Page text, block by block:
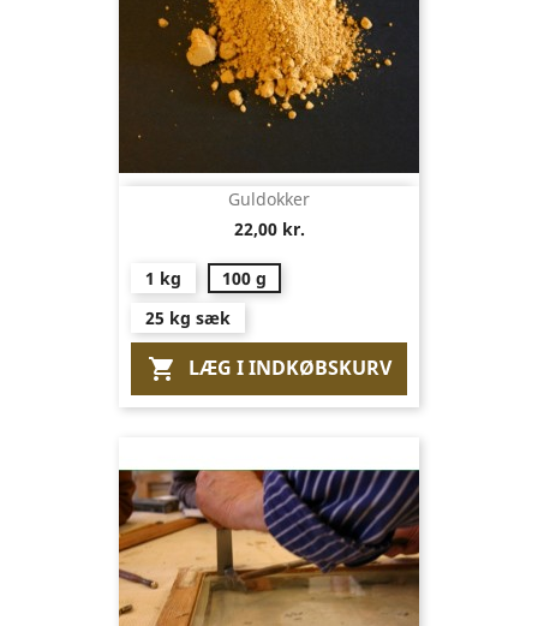
Guldokker
22,00 kr.
1 kg
100 g
25 kg sæk
 LÆG I INDKØBSKURV